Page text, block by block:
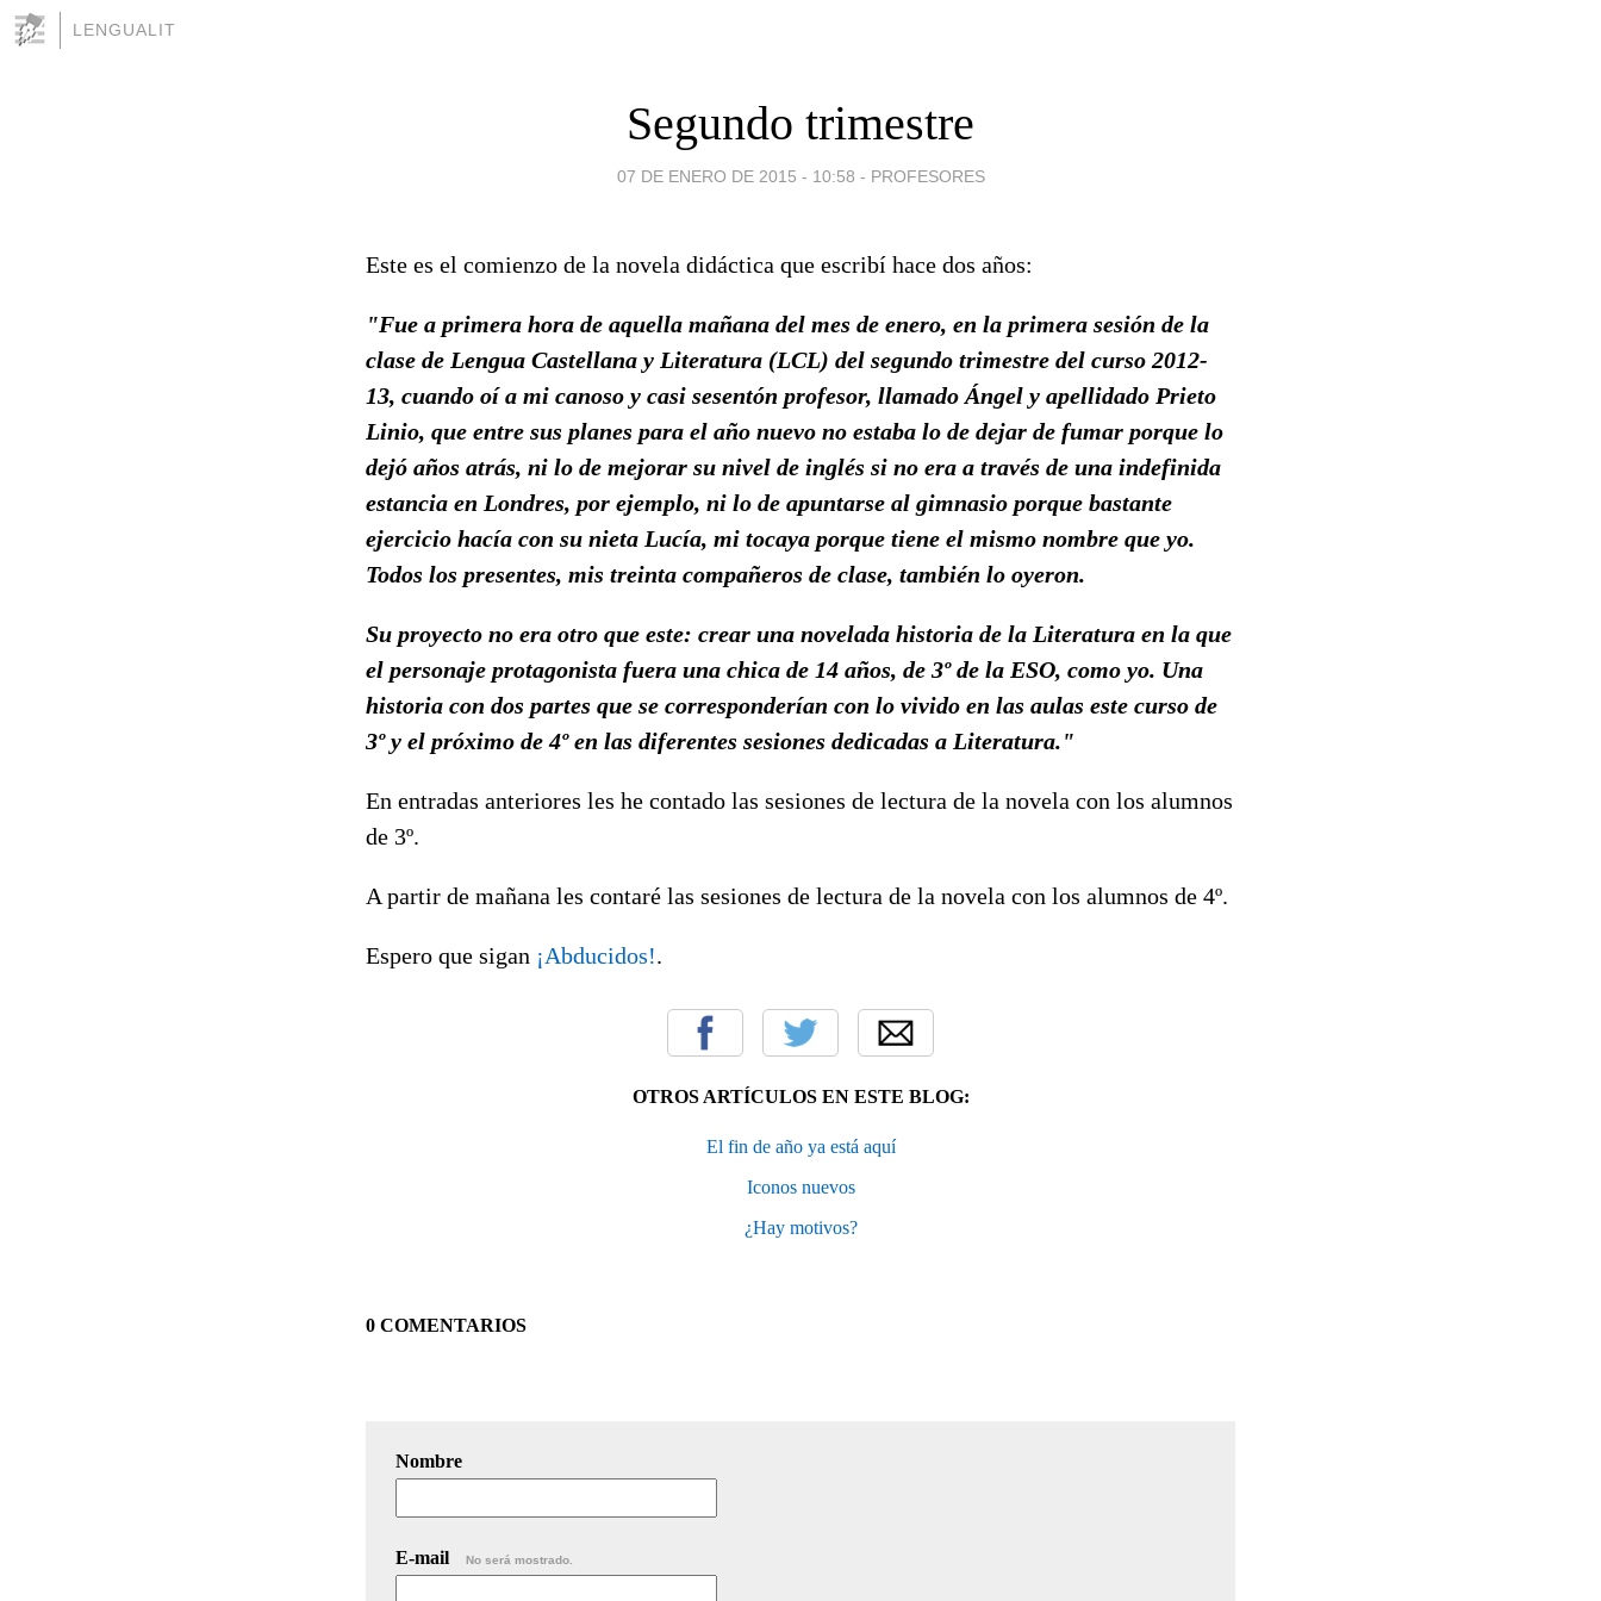
LENGUALIT
Segundo trimestre
07 DE ENERO DE 2015 - 10:58 - PROFESORES
Este es el comienzo de la novela didáctica que escribí hace dos años:
"Fue a primera hora de aquella mañana del mes de enero, en la primera sesión de la
clase de Lengua Castellana y Literatura (LCL) del segundo trimestre del curso 2012-
13, cuando oí a mi canoso y casi sesentón profesor, llamado Ángel y apellidado Prieto
Linio, que entre sus planes para el año nuevo no estaba lo de dejar de fumar porque lo
dejó años atrás, ni lo de mejorar su nivel de inglés si no era a través de una indefinida
estancia en Londres, por ejemplo, ni lo de apuntarse al gimnasio porque bastante
ejercicio hacía con su nieta Lucía, mi tocaya porque tiene el mismo nombre que yo.
Todos los presentes, mis treinta compañeros de clase, también lo oyeron.
Su proyecto no era otro que este: crear una novelada historia de la Literatura en la que
el personaje protagonista fuera una chica de 14 años, de 3º de la ESO, como yo. Una
historia con dos partes que se corresponderían con lo vivido en las aulas este curso de
3º y el próximo de 4º en las diferentes sesiones dedicadas a Literatura."
En entradas anteriores les he contado las sesiones de lectura de la novela con los alumnos
de 3º.
A partir de mañana les contaré las sesiones de lectura de la novela con los alumnos de 4º.
Espero que sigan ¡Abducidos!.
OTROS ARTÍCULOS EN ESTE BLOG:
El fin de año ya está aquí
Iconos nuevos
¿Hay motivos?
0 COMENTARIOS
Nombre
E-mail No será mostrado.